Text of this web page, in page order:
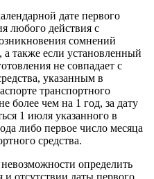
дате первого
любого действия с
сомнений
а также если установленный
не совпадает с
указанным в
транспортного
более чем на 1 год, за дату
1 июля указанного в
либо первое число месяца
средства.
определить
и отсутствии даты первого